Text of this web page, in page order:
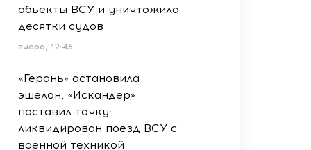
объекты ВСУ и уничтожила
десятки судов
вчера, 12:43
«Герань» остановила
эшелон, «Искандер»
поставил точку:
ликвидирован поезд ВСУ с
военной техникой